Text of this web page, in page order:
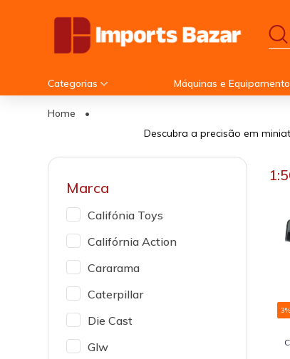
Categorias Máquinas e
Home
•
Descubra a precisão em
Marca
Califónia Toys
Califórnia Action
Cararama
Caterpillar
Die Cast
Glw